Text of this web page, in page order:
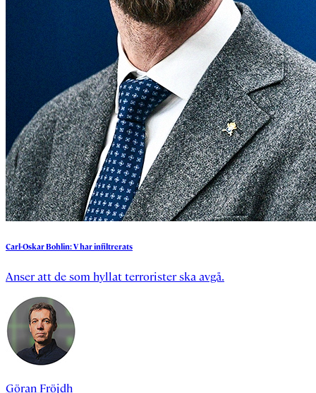
Carl-OskarBohlin:Vharinfiltrerats
Anser att de som hyllat terrorister ska avgå.
Göran Fröjdh